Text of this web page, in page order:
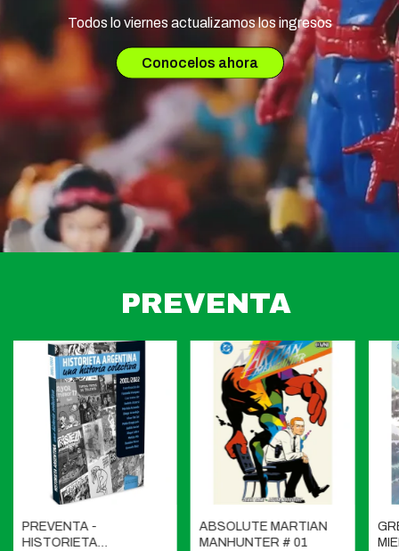
Todos lo viernes actualizamos los ingresos
Conocelos ahora
PREVENTA
PREVENTA -
HISTORIETA
ABSOLUTE MARTIAN
MANHUNTER # 01